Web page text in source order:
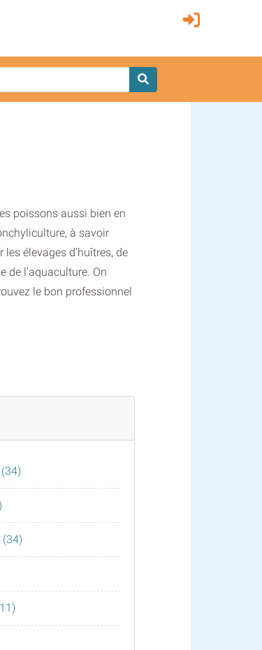
poissons aussi bien en
à savoir
élevages d’huîtres, de
de l’aquaculture. On
le bon professionnel